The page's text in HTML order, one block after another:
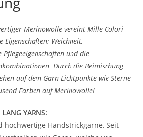
Merinowolle vereint Mille Colori
Eigenschaften: Weichheit,
und die
Durch die Beimischung
auf dem Garn Lichtpunkte wie Sterne
Farben auf Merinowolle!
YARNS:
hochwertige Handstrickgarne. Seit